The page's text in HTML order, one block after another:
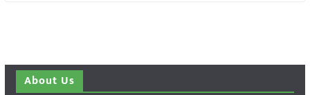
About Us